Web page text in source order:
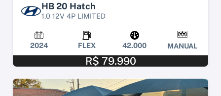
HB 20 Hatch
1.0 12V 4P LIMITED
2024 FLEX 42.000 MANUAL
R$ 79.990